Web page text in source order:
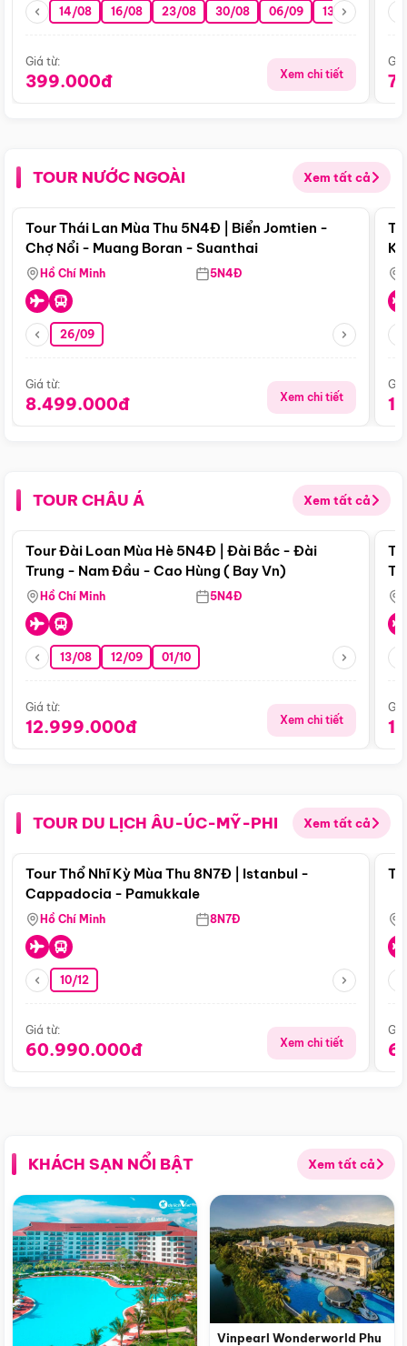
14/08 16/08 23/08 30/08 06/09 13/09 20/09
Giá từ:
399.000đ Xem chi tiết
TOUR NƯỚC NGOÀI Xem tất cả
Điểm nổi bật
Tour Thái Lan Mùa Thu 5N4Đ | Biển Jomtien -
Chợ Nổi - Muang Boran - Suanthai
Hồ Chí Minh 5N4Đ
26/09
Giá từ:
8.499.000đ Xem chi tiết
TOUR CHÂU Á Xem tất cả
Điểm nổi bật
Tour Đài Loan Mùa Hè 5N4Đ | Đài Bắc - Đài
Trung - Nam Đầu - Cao Hùng ( Bay Vn)
Hồ Chí Minh 5N4Đ
13/08 12/09 01/10
Giá từ:
12.999.000đ Xem chi tiết
TOUR DU LỊCH ÂU-ÚC-MỸ-PHI Xem tất cả
Điểm nổi bật
Tour Thổ Nhĩ Kỳ Mùa Thu 8N7Đ | Istanbul -
Cappadocia - Pamukkale
Hồ Chí Minh 8N7Đ
10/12
Giá từ:
60.990.000đ Xem chi tiết
KHÁCH SẠN NỔI BẬT Xem tất cả
Vinpearl Wonderworld Phu